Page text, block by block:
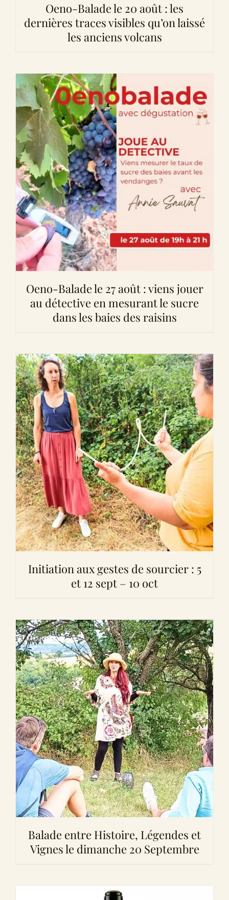
Oeno-Balade le 20 août : les
dernières traces visibles qu’on laissé
les anciens volcans
Oeno-Balade le 27 août : viens jouer
au détective en mesurant le sucre
dans les baies des raisins
Initiation aux gestes de sourcier : 5
et 12 sept – 10 oct
Balade entre Histoire, Légendes et
Vignes le dimanche 20 Septembre